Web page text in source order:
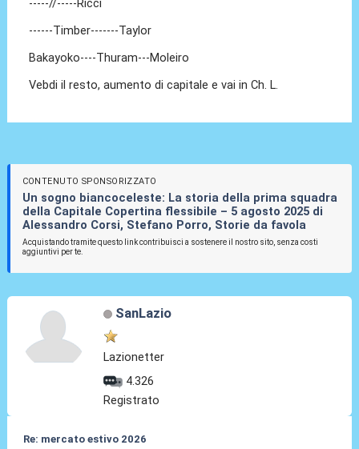
-----//-----Ricci
------Timber-------Taylor
Bakayoko----Thuram---Moleiro
Vebdi il resto, aumento di capitale e vai in Ch. L.
CONTENUTO SPONSORIZZATO
Un sogno biancoceleste: La storia della prima squadra
della Capitale Copertina flessibile – 5 agosto 2025 di
Alessandro Corsi, Stefano Porro, Storie da favola
Acquistando tramite questo link contribuisci a sostenere il nostro sito, senza costi
aggiuntivi per te.
SanLazio
Lazionetter
4.326
Registrato
Re: mercato estivo 2026